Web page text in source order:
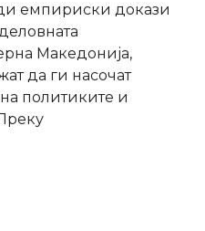
емпириски докази
Македонија,
да ги насочат
политиките и